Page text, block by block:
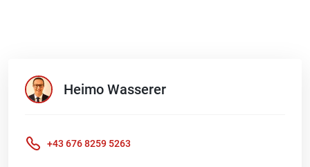
Heimo Wasserer
+43 676 8259 5263